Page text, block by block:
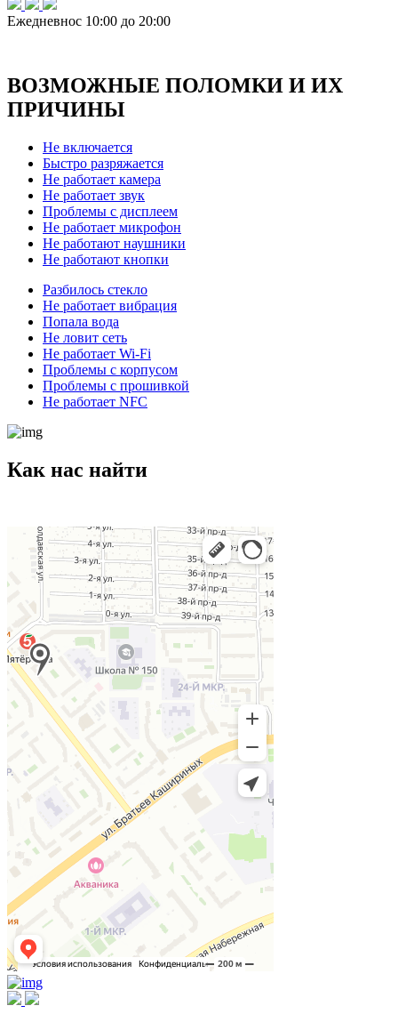
Ежедневнос 10:00 до 20:00
ВОЗМОЖНЫЕ ПОЛОМКИ И ИХ
ПРИЧИНЫ
Не включается
Быстро разряжается
Не работает камера
Не работает звук
Проблемы с дисплеем
Не работает микрофон
Не работают наушники
Не работают кнопки
Разбилось стекло
Не работает вибрация
Попала вода
Не ловит сеть
Не работает Wi-Fi
Проблемы с корпусом
Проблемы с прошивкой
Не работает NFC
Как нас найти